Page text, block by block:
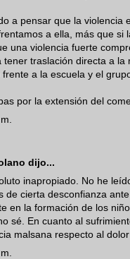
a pensar que la violencia
a ella, más que si
una violencia fuerte
tener traslación directa a
frente a la escuela y el
por la extensión del
dijo...
inapropiado. No he
de cierta desconfianza
en la formación de los
sé. En cuanto al
malsana respecto al dolor